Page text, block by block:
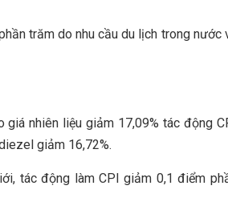
trăm do nhu cầu du lịch trong nước
nhiên liệu giảm 17,09% tác động
giảm 16,72%.
tác động làm CPI giảm 0,1 điểm